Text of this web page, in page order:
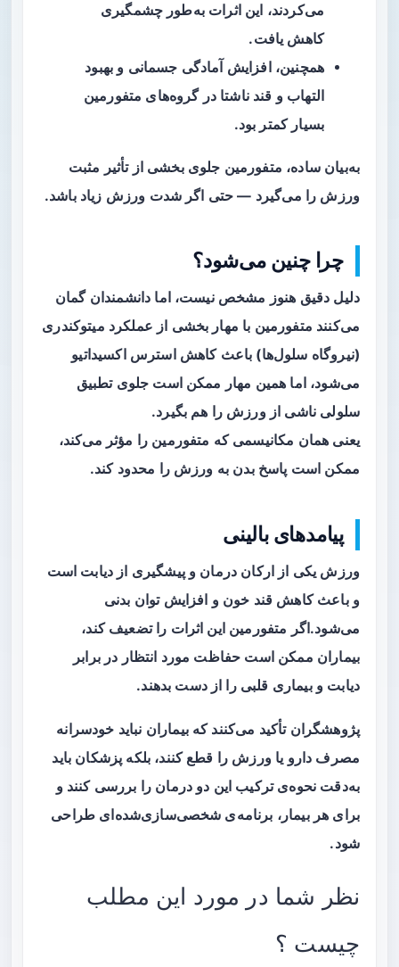
می‌کردند، این اثرات به‌طور چشمگیری
کاهش یافت.
همچنین، افزایش آمادگی جسمانی و بهبود
التهاب و قند ناشتا در گروه‌های متفورمین
بسیار کمتر بود.
به‌بیان ساده، متفورمین جلوی بخشی از تأثیر مثبت
ورزش را می‌گیرد — حتی اگر شدت ورزش زیاد باشد.
چرا چنین می‌شود؟
دلیل دقیق هنوز مشخص نیست، اما دانشمندان گمان
می‌کنند متفورمین با مهار بخشی از عملکرد میتوکندری
(نیروگاه سلول‌ها) باعث کاهش استرس اکسیداتیو
می‌شود، اما همین مهار ممکن است جلوی تطبیق
سلولی ناشی از ورزش را هم بگیرد.
یعنی همان مکانیسمی که متفورمین را مؤثر می‌کند،
ممکن است پاسخ بدن به ورزش را محدود کند.
پیامدهای بالینی
ورزش یکی از ارکان درمان و پیشگیری از دیابت است
و باعث کاهش قند خون و افزایش توان بدنی
می‌شود.اگر متفورمین این اثرات را تضعیف کند،
بیماران ممکن است حفاظت مورد انتظار در برابر
دیابت و بیماری قلبی را از دست بدهند.
پژوهشگران تأکید می‌کنند که بیماران نباید خودسرانه
مصرف دارو یا ورزش را قطع کنند، بلکه پزشکان باید
به‌دقت نحوه‌ی ترکیب این دو درمان را بررسی کنند و
برای هر بیمار، برنامه‌ی شخصی‌سازی‌شده‌ای طراحی
شود.
نظر شما در مورد این مطلب
چیست ؟